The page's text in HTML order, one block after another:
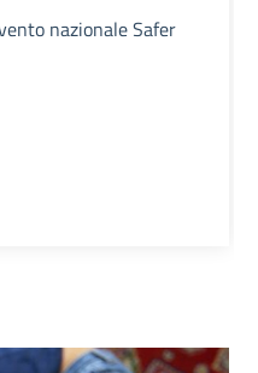
nazionale Safer